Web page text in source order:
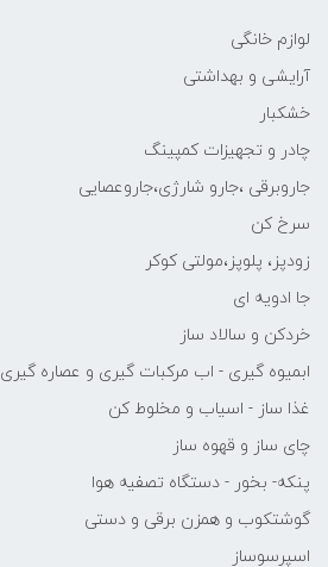
لوازم خانگی
آرایشی و بهداشتی
خشکبار
چادر و تجهیزات کمپینگ
جاروبرقی ،جارو شارژی،جاروعصایی
سرخ کن
زودپز، پلوپز،مولتی کوکر
جا ادویه ای
خردکن و سالاد ساز
ابمیوه گیری - اب مرکبات گیری و عصاره گیری
غذا ساز - اسیاب و مخلوط کن
چای ساز و قهوه ساز
پنکه- بخور - دستگاه تصفیه هوا
گوشتکوب و همزن برقی و دستی
اسپرسوساز